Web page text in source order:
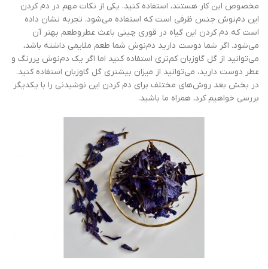
مخصوص این کار هستند، استفاده کنید. یکی از نکات مهم در دم کردن
این دم‌نوش جنس ظرفی است که استفاده می‌شود. تجربه نشان داده
است که دم کردن این گیاه در قوری چینی باعث عطروطعم بهتر آن
می‌شود. اگر شما دوست دارید دم‌نوش شما طعم ملایمی داشته باشد،
می‌توانید از گل گاوزبان کم‌تری استفاده کنید اما اگر یک دم‌نوش پررنگ و
عطر دوست دارید، می‌توانید از میزان بیشتری گل گاوزبان استفاده کنید.
در بخش بعد روش‌های مختلف برای دم کردن این نوشیدنی را با یکدیگر
بررسی خواهیم کرد، همراه ما باشید.